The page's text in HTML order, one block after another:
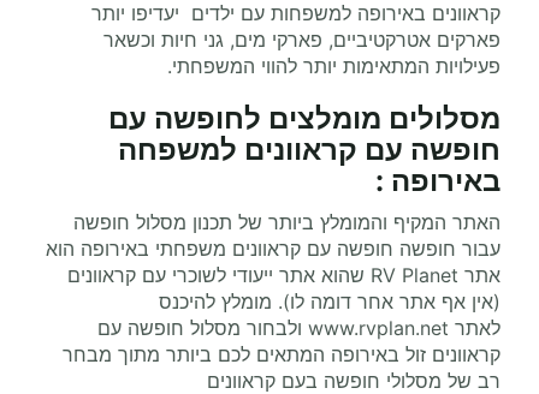
קראוונים באירופה למשפחות עם ילדים יעדיפו יותר
פארקים אטרקטיביים, פארקי מים, גני חיות וכשאר
פעילויות המתאימות יותר להווי המשפחתי.
מסלולים מומלצים לחופשה עם
חופשה עם קראוונים למשפחה
באירופה :
האתר המקיף והמומלץ ביותר של תכנון מסלול חופשה
עבור חופשה חופשה עם קראוונים משפחתי באירופה הוא
אתר RV Planet שהוא אתר ייעודי לשוכרי עם קראוונים
(אין אף אתר אחר דומה לו). מומלץ להיכנס
לאתר www.rvplan.net ולבחור מסלול חופשה עם
קראוונים זול באירופה המתאים לכם ביותר מתוך מבחר
רב של מסלולי חופשה בעם קראוונים